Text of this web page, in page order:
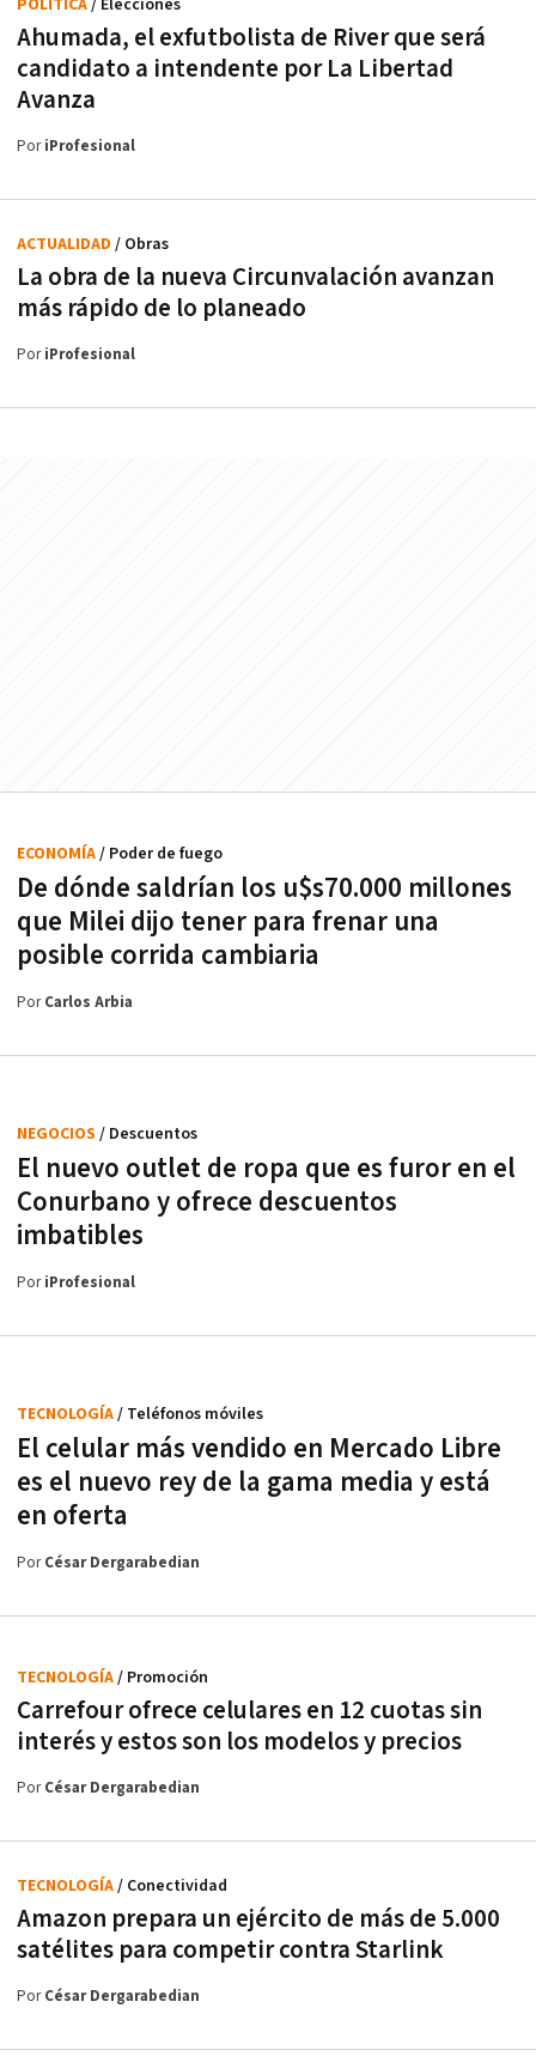
Ahumada, el exfutbolista de River que será
candidato a intendente por La Libertad
Avanza
POLÍTICA/ Elecciones
PoriProfesional
La obra de la nueva Circunvalación avanzan
más rápido de lo planeado
ACTUALIDAD / Obras
PoriProfesional
De dónde saldrían los u$s70.000 millones
que Milei dijo tener para frenar una
posible corrida cambiaria
ECONOMÍA/ Poder de fuego
PorCarlos Arbia
El nuevo outlet de ropa que es furor en el
Conurbano y ofrece descuentos
imbatibles
NEGOCIOS / Descuentos
PoriProfesional
El celular más vendido en Mercado Libre
es el nuevo rey de la gama media y está
en oferta
TECNOLOGÍA/ Teléfonos móviles
PorCésar Dergarabedian
Carrefour ofrece celulares en 12 cuotas sin
interés y estos son los modelos y precios
TECNOLOGÍA/ Promoción
PorCésar Dergarabedian
Amazon prepara un ejército de más de 5.000
satélites para competir contra Starlink
TECNOLOGÍA/ Conectividad
PorCésar Dergarabedian